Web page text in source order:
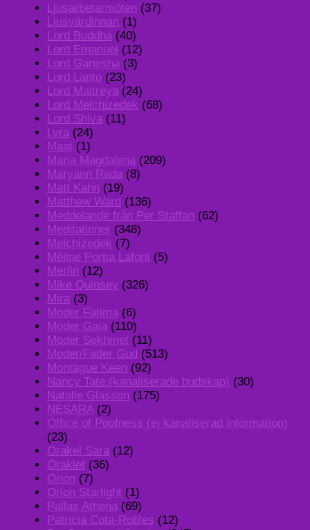
Ljusarbetarmöten (37)
Ljusvärdinnan (1)
Lord Buddha (40)
Lord Emanuel (12)
Lord Ganesha (3)
Lord Lanto (23)
Lord Maitreya (24)
Lord Melchizedek (68)
Lord Shiva (11)
Lyra (24)
Maat (1)
Maria Magdalena (209)
Maryann Rada (8)
Matt Kahn (19)
Matthew Ward (136)
Meddelande från Per Staffan (62)
Meditationer (348)
Melchizedek (7)
Méline Portia Lafont (5)
Merlin (12)
Mike Quinsey (326)
Mira (3)
Moder Fatima (6)
Moder Gaia (110)
Moder Sekhmet (11)
Moder/Fader Gud (513)
Montague Keen (92)
Nancy Tate (kanaliserade budskap) (30)
Natalie Glasson (175)
NESARA(2)
Office of Poofness (ej kanaliserad information)
(23)
Orakel Sara (12)
Oraklet (36)
Orion (7)
Orion Starlight (1)
Pallas Athena (69)
Patricia Cota-Robles (12)